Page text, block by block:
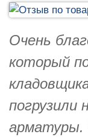
Очень
который
арматуры.